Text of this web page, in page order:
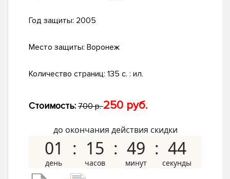
Год защиты: 2005
Место защиты: Воронеж
Количество страниц: 135 с. : ил.
Стоимость: 700 р.250 руб.
до окончания действия скидки
01 15 49 43